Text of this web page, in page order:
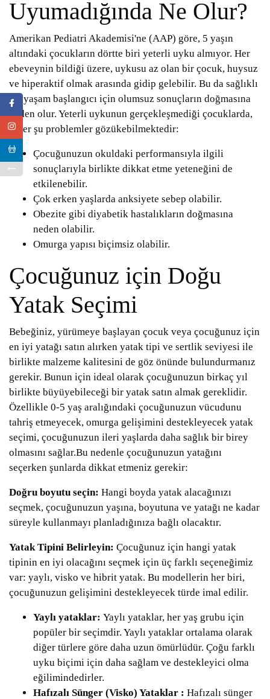
Uyumadığında Ne Olur?
Amerikan Pediatri Akademisi'ne (AAP) göre, 5 yaşın
altındaki çocukların dörtte biri yeterli uyku almıyor. Her
ebeveynin bildiği üzere, uykusu az olan bir çocuk, huysuz
ve hiperaktif olmak arasında gidip gelebilir. Bu da sağlıklı
bir yaşam başlangıcı için olumsuz sonuçların doğmasına
neden olur. Yeterli uykunun gerçekleşmediği çocuklarda,
diğer şu problemler gözükebilmektedir:
Çocuğunuzun okuldaki performansıyla ilgili
sonuçlarıyla birlikte dikkat etme yeteneğini de
etkilenebilir.
Çok erken yaşlarda anksiyete sebep olabilir.
Obezite gibi diyabetik hastalıkların doğmasına
neden olabilir.
Omurga yapısı biçimsiz olabilir.
Çocuğunuz için Doğu
Yatak Seçimi
Bebeğiniz, yürümeye başlayan çocuk veya çocuğunuz için
en iyi yatağı satın alırken yatak tipi ve sertlik seviyesi ile
birlikte malzeme kalitesini de göz önünde bulundurmanız
gerekir. Bunun için ideal olarak çocuğunuzun birkaç yıl
birlikte büyüyebileceği bir yatak satın almak gereklidir.
Özellikle 0-5 yaş aralığındaki çocuğunuzun vücudunu
tahriş etmeyecek, omurga gelişimini destekleyecek yatak
seçimi, çocuğunuzun ileri yaşlarda daha sağlık bir birey
olmasını sağlar.Bu nedenle çocuğunuzun yatağını
seçerken şunlarda dikkat etmeniz gerekir:
Doğru boyutu seçin: Hangi boyda yatak alacağınızı
seçmek, çocuğunuzun yaşına, boyutuna ve yatağı ne kadar
süreyle kullanmayı planladığınıza bağlı olacaktır.
Yatak Tipini Belirleyin: Çocuğunuz için hangi yatak
tipinin en iyi olacağını seçmek için üç farklı seçeneğimiz
var: yaylı, visko ve hibrit yatak. Bu modellerin her biri,
çocuğunuzun gelişimini destekleyecek türde imal edilir.
Yaylı yataklar: Yaylı yataklar, her yaş grubu için
popüler bir seçimdir. Yaylı yataklar ortalama olarak
diğer türlere göre daha uzun ömürlüdür. Çoğu farklı
uyku biçimi için daha sağlam ve destekleyici olma
eğilimindedirler.
Hafızalı Sünger (Visko) Yataklar : Hafızalı sünger